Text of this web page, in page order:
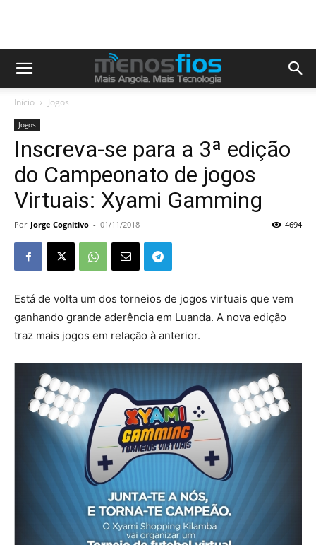
Início Jogos
Jogos
Inscreva-se para a 3ª edição
do Campeonato de jogos
Virtuais: Xyami Gamming
Por Jorge Cognitivo - 01/11/2018 4694
Está de volta um dos torneios de jogos virtuais que vem
ganhando grande aderência em Luanda. A nova edição
traz mais jogos em relação à anterior.